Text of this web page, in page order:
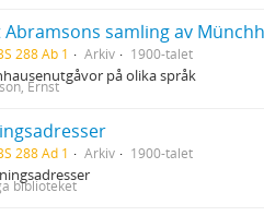
Abramsons samling av
288 Ab 1 Arkiv 1900-talet
på olika språk
Ernst
288 Ad 1 Arkiv 1900-talet
biblioteket